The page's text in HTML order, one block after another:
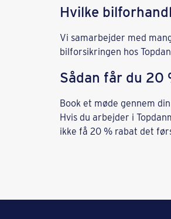
Hvilke
Vi samarbejder med
bilforsikringen hos
Sådan får du
Book et møde gennem
Hvis du arbejder i
ikke få 20 % rabat det